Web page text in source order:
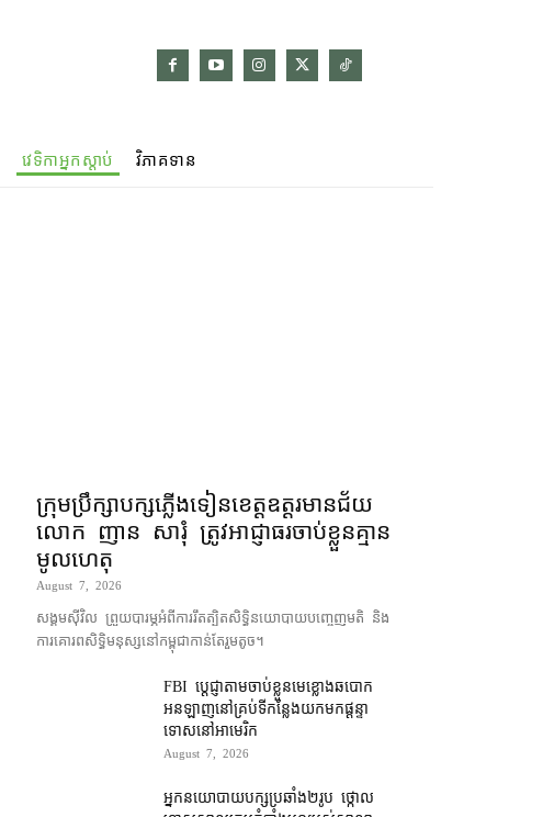
វេទិកាអ្នកស្ដាប់ វិភាគទាន
ក្រុមប្រឹក្សា​បក្ស​ភ្លើងទៀន​ខេត្ត​ឧត្ដរមានជ័យ
លោក ញាន សារុំ ត្រូវ​អាជ្ញាធរ​ចាប់ខ្លួន​គ្មាន​
មូលហេតុ
August 7, 2026
សង្គម​ស៊ីវិល ព្រួយបារម្ភ​អំពី​ការ​រឹតត្បិត​សិទ្ធិ​នយោបាយ​បញ្ចេញមតិ និង​
ការគោរព​សិទ្ធិមនុស្ស​នៅ​កម្ពុជា​កាន់តែ​រួម​តូច។
FBI ប្ដេជ្ញា​តាម​ចាប់ខ្លួន​មេខ្លោង​ឆបោក​
អនឡាញ​នៅ​គ្រប់​ទីកន្លែង​យក​មក​ផ្ដន្ទា
ទោស​នៅ​អាមេរិក
August 7, 2026
អ្នកនយោបាយ​បក្ស​ប្រឆាំង​២​រូប ថ្កោល